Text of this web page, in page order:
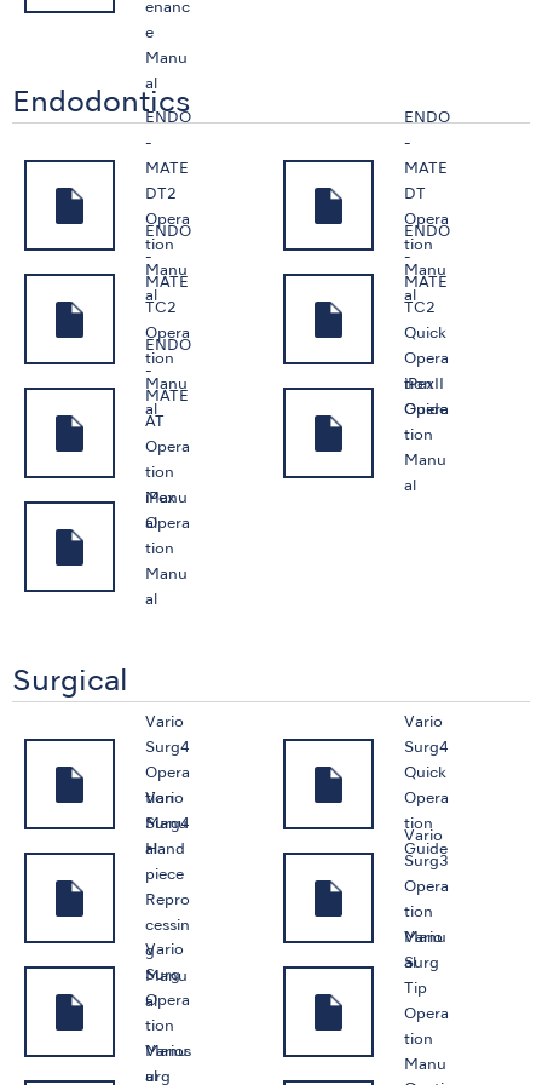
enanc
e
Manu
al
Endodontics
ENDO
-
MATE
DT2
Opera
tion
Manu
al
ENDO
-
MATE
DT
Opera
tion
Manu
al
ENDO
-
MATE
TC2
Opera
tion
Manu
al
ENDO
-
MATE
TC2
Quick
Opera
tion
Guide
ENDO
-
MATE
AT
Opera
tion
Manu
al
iPexII
Opera
tion
Manu
al
iPex
Opera
tion
Manu
al
Surgical
Vario
Surg4
Opera
tion
Manu
al
Vario
Surg4
Quick
Opera
tion
Guide
Vario
Surg4
Hand
piece
Repro
cessin
g
Manu
al
Vario
Surg3
Opera
tion
Manu
al
Vario
Surg
Opera
tion
Manu
al
Vario
Surg
Tip
Opera
tion
Manu
Varios
urg